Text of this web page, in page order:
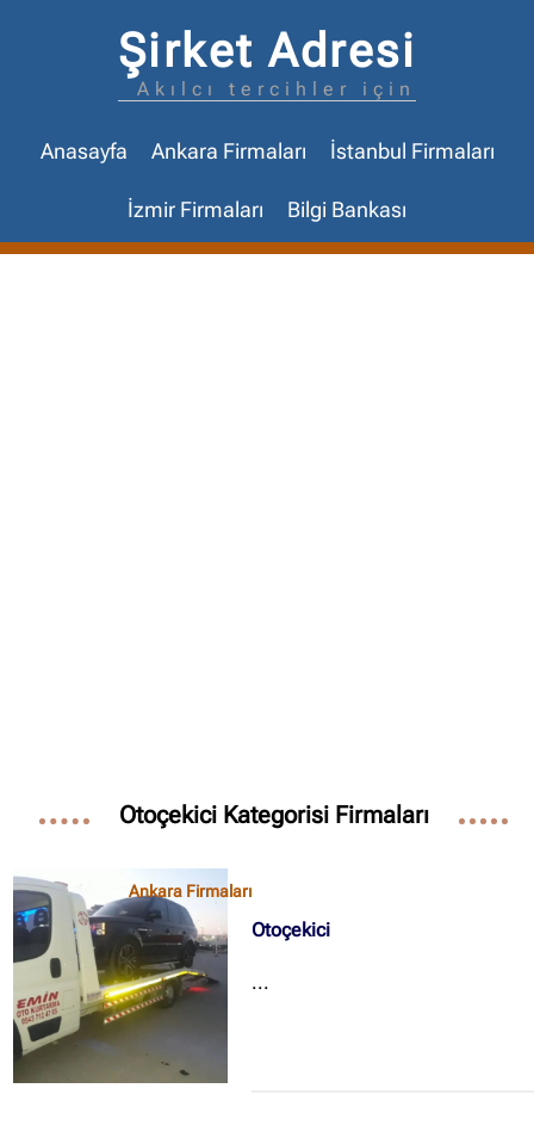
Şirket Adresi
Akılcı tercihler için
Anasayfa Ankara Firmaları İstanbul Firmaları
İzmir Firmaları Bilgi Bankası
Otoçekici Kategorisi Firmaları
Ankara Firmaları
Otoçekici
...
İzmir Firmaları